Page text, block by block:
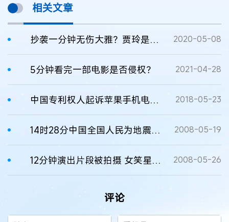
相关文章
抄袭一分钟无伤大雅？贾玲是认真的吗？ 2020-05-08
5分钟看完一部电影是否侵权？ 2021-04-28
中国专利权人起诉苹果手机电池侵犯专利权 苹果手机又被申请禁售 2018-05-23
14时28分中国全国人民为地震遇难者默哀3分钟 2008-05-19
12分钟演出片段被拍摄 女笑星告赢六侵权公司 2008-05-26
评论